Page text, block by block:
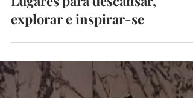
15 de jun.
3 min de leitura
Escapadinhas de sonho:
Lugares para descansar,
explorar e inspirar-se